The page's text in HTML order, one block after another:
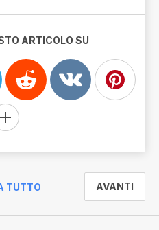
ARTICOLO SU
TUTTO AVANTI